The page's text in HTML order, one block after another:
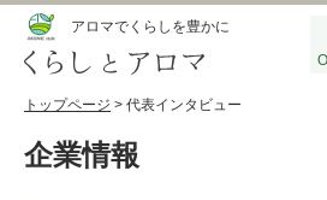
アロマでくらしを豊かに
トップページ > 代表インタビュー
企業情報